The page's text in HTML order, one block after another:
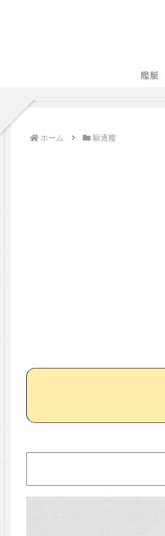
艦艇
ホーム 駆逐艦